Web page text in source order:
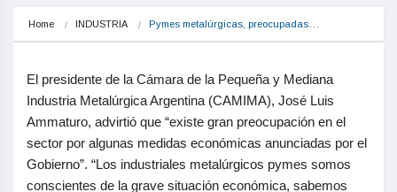
Home INDUSTRIA Pymes metalúrgicas, preocupadas…
El presidente de la Cámara de la Pequeña y Mediana
Industria Metalúrgica Argentina (CAMIMA), José Luis
Ammaturo, advirtió que “existe gran preocupación en el
sector por algunas medidas económicas anunciadas por el
Gobierno”. “Los industriales metalúrgicos pymes somos
conscientes de la grave situación económica, sabemos